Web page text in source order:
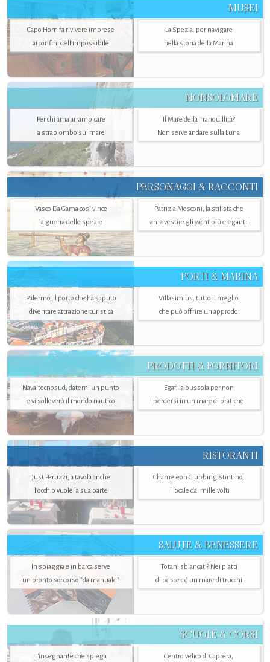
MUSEI
Capo Horn fa rivivere imprese
ai confini dell’impossibile
La Spezia. per navigare
nella storia della Marina
NONSOLOMARE
Per chi ama arrampicare
a strapiombo sul mare
Il Mare della Tranquillità?
Non serve andare sulla Luna
PERSONAGGI & RACCONTI
Vasco Da Gama così vince
la guerra delle spezie
Patrizia Mosconi, la stilista che
ama vestire gli yacht più eleganti
PORTI & MARINA
Palermo, il porto che ha saputo
diventare attrazione turistica
Villasimius, tutto il meglio
che può offrire un approdo
PRODOTTI & FORNITORI
Navaltecnosud, datemi un punto
e vi solleverò il mondo nautico
Egaf, la bussola per non
perdersi in un mare di pratiche
RISTORANTI
Just Peruzzi, a tavola anche
l’occhio vuole la sua parte
Chameleon Clubbing Stintino,
il locale dai mille volti
SALUTE & BENESSERE
In spiaggia e in barca serve
un pronto soccorso "da manuale"
Totani sbiancati? Nei piatti
di pesce c'è un mare di trucchi
SCUOLE & CORSI
L'insegnante che spiega Centro velico di Caprera,